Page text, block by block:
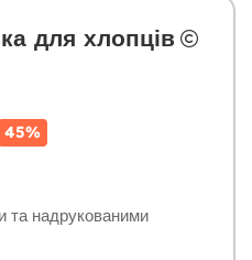
для хлопців
45%
та надрукованими